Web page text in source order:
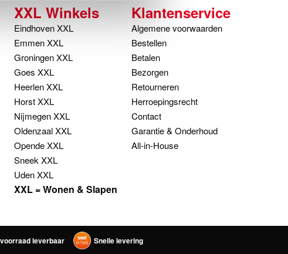
XXL Winkels
Eindhoven XXL
Emmen XXL
Groningen XXL
Goes XXL
Heerlen XXL
Horst XXL
Nijmegen XXL
Oldenzaal XXL
Opende XXL
Sneek XXL
Uden XXL
XXL = Wonen & Slapen
Klantenservice
Algemene voorwaarden
Bestellen
Betalen
Bezorgen
Retourneren
Herroepingsrecht
Contact
Garantie & Onderhoud
All-in-House
leverbaar Snelle levering